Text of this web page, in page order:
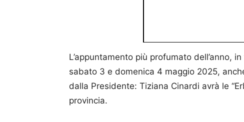
L’appuntamento più profumato dell’anno,
sabato 3 e domenica 4 maggio 2025,
dalla Presidente: Tiziana Cinardi avrà le
provincia.